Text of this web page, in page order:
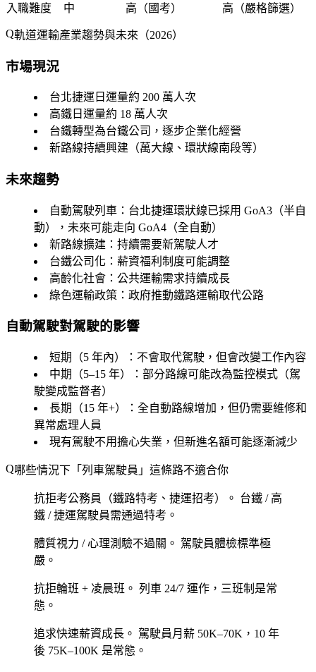
入職難度 中 高（國考） 高（嚴格篩選）
軌道運輸產業趨勢與未來（2026）
市場現況
台北捷運日運量約 200 萬人次
高鐵日運量約 18 萬人次
台鐵轉型為台鐵公司，逐步企業化經營
新路線持續興建（萬大線、環狀線南段等）
未來趨勢
自動駕駛列車 ：台北捷運環狀線已採用 GoA3（半自
動），未來可能走向 GoA4（全自動）
新路線擴建 ：持續需要新駕駛人才
台鐵公司化 ：薪資福利制度可能調整
高齡化社會 ：公共運輸需求持續成長
綠色運輸政策 ：政府推動鐵路運輸取代公路
自動駕駛對駕駛的影響
短期（5 年內）：不會取代駕駛，但會改變工作內容
中期（5–15 年）：部分路線可能改為監控模式（駕
駛變成監督者）
長期（15 年+）：全自動路線增加，但仍需要維修和
異常處理人員
現有駕駛不用擔心失業，但新進名額可能逐漸減少
哪些情況下「列車駕駛員」這條路不適合你
抗拒考公務員（鐵路特考、捷運招考）。 台鐵 / 高
鐵 / 捷運駕駛員需通過特考。
體質視力 / 心理測驗不過關。 駕駛員體檢標準極
嚴。
抗拒輪班 + 凌晨班。 列車 24/7 運作，三班制是常
態。
追求快速薪資成長。 駕駛員月薪 50K–70K，10 年
後 75K–100K 是常態。